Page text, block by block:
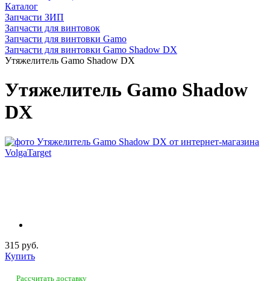
Каталог
Запчасти ЗИП
Запчасти для винтовок
Запчасти для винтовки Gamo
Запчасти для винтовки Gamo Shadow DX
Утяжелитель Gamo Shadow DX
Утяжелитель Gamo Shadow
DX
315 руб.
Купить
Рассчитать доставку